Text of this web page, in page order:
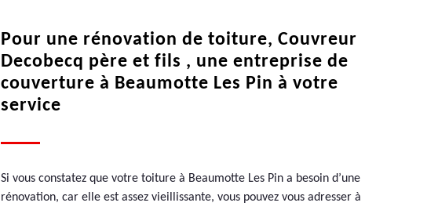
Pour une rénovation de toiture, Couvreur
Decobecq père et fils , une entreprise de
couverture à Beaumotte Les Pin à votre
service
Si vous constatez que votre toiture à Beaumotte Les Pin a besoin d’une
rénovation, car elle est assez vieillissante, vous pouvez vous adresser à